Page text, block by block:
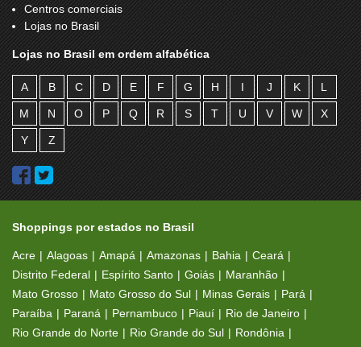
Centros comerciais
Lojas no Brasil
Lojas no Brasil em ordem alfabética
A B C D E F G H I J K L
M N O P Q R S T U V W X
Y Z
Shoppings por estados no Brasil
Acre Alagoas Amapá Amazonas Bahia
Ceará
Distrito Federal
Espírito Santo Goiás
Maranhão
Mato Grosso
Mato Grosso do Sul Minas Gerais
Pará
Paraíba
Paraná Pernambuco Piauí
Rio de Janeiro
Rio Grande do Norte
Rio Grande do Sul
Rondônia